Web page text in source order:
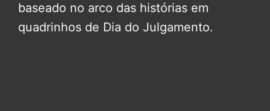
baseado no arco das histórias em
quadrinhos de Dia do Julgamento.